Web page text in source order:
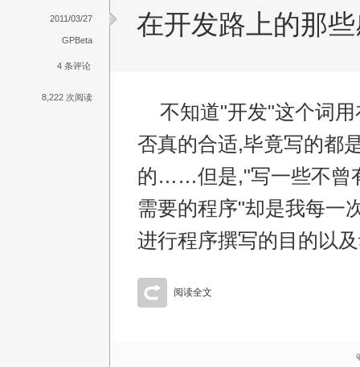
在开发路上的那
不知道"开发"这个词用
否真的合适,毕竟写的都
的……但是,"写一些不曾
需要的程序"却是我每一
进行程序撰写的目的以
阅读全文
2011/03/27
GPBeta
4 条评论
8,222 次阅读